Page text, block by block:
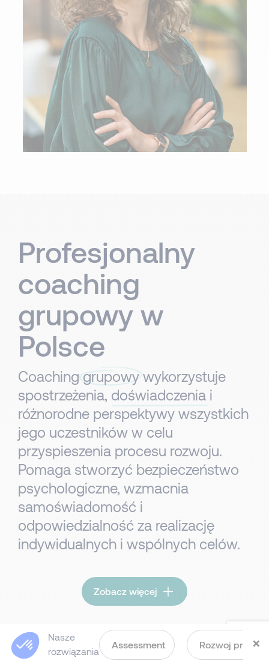
Profesjonalny
coaching
grupowy w
Polsce
Coachinggrupowywykorzystuje
spostrzeżenia, doświadczenia i
różnorodne perspektywy wszystkich
jego uczestników w celu
przyspieszenia procesu rozwoju.
Pomaga stworzyć bezpieczeństwo
psychologiczne, wzmacnia
samoświadomość i
odpowiedzialność za realizację
indywidualnych i wspólnych celów.​​
Zobacz więcej
Nasze
rozwiązania
Assessment Rozwoj ×